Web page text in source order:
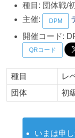
種目: 団体戦/
主催:
DPM
開催コード:
QRコード
種目 レ
団体
初
いまは申